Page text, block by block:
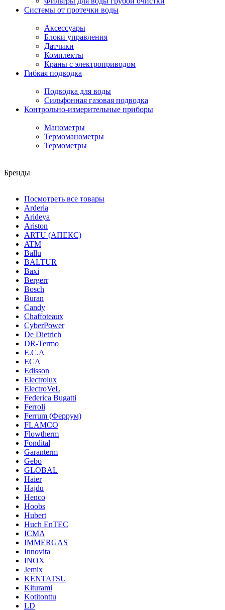
Системы от протечки воды
Аксессуары
Блоки управления
Датчики
Комплекты
Краны с электроприводом
Гибкая подводка
Подводка для воды
Сильфонная газовая подводка
Контрольно-измерительные приборы
Манометры
Термоманометры
Термометры
Бренды
Посмотреть все товары
Arderia
Arideya
Ariston
ARTU (АПЕКС)
ATM
Ballu
BALTUR
Baxi
Bergerr
Bosch
Buran
Candy
Chaffoteaux
CyberPower
De Dietrich
DR-Termo
E.C.A
ECA
Edisson
Electrolux
ElectroVeL
Federica Bugatti
Ferroli
Ferrum (Феррум)
FLAMCO
Flowtherm
Fondital
Garanterm
Gebo
GLOBAL
Haier
Hajdu
Henco
Hoobs
Hubert
Huch EnTEC
ICMA
IMMERGAS
Innovita
INOX
Jemix
KENTATSU
Kiturami
Kotitonttu
LD